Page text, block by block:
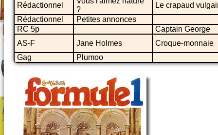
Rédactionnel
?
Le crapaud
Rédactionnel
Petites annonces
RC 5p
Captain George
AS-F
Jane Holmes
Croque-monnaie
Gag
Plumoo